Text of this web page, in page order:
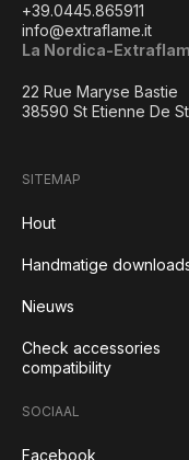
+39.0445.865911
info@extraflame.it
La Nordica-
22 Rue Maryse Bastie
38590 St Etienne De
SITEMAP
Hout
Handmatige
Nieuws
Check accessories
compatibility
SOCIAAL
Facebook